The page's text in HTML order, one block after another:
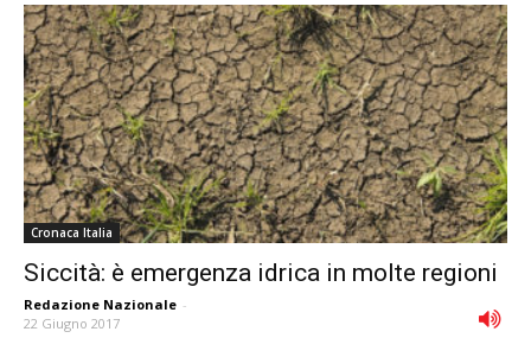
Cronaca Italia
Siccità: è emergenza idrica in molte regioni
Redazione Nazionale -
22 Giugno 2017